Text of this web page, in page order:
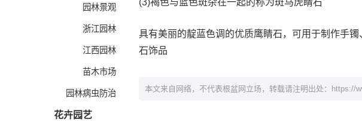
园林景观
浙江园林
江西园林
苗木市场
园林病虫防治
花卉园艺
(3)褐色与蓝色斑杂在一起的称为斑马虎睛石
具有美丽的靛蓝色调的优质鹰睛石，可用于制作手
石饰品
本文来自网络，不代表根盆网立场，转载请注明出处： https://